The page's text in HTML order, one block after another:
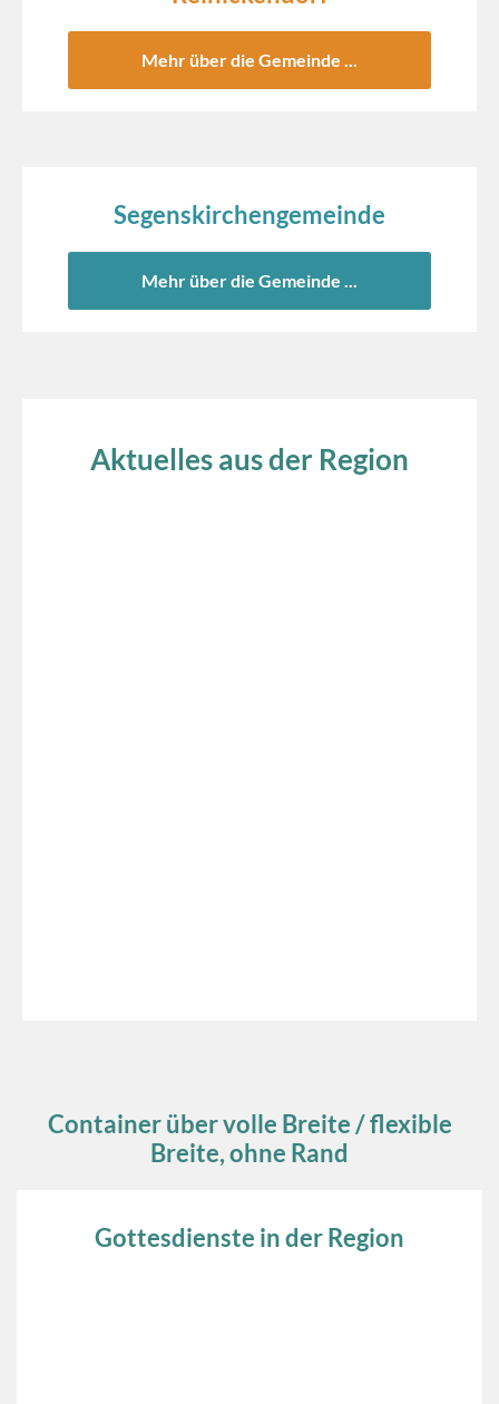
Mehr über die Gemeinde ...
Segenskirchengemeinde
Mehr über die Gemeinde ...
Aktuelles aus der Region
Container über volle Breite / flexible
Breite, ohne Rand
Gottesdienste in der Region